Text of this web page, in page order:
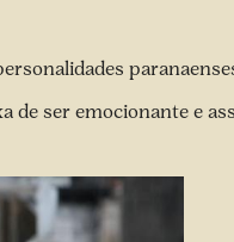
de ser emocionante e